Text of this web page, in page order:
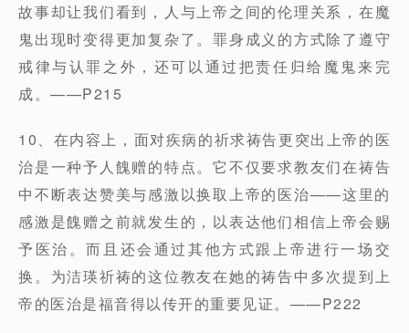
故事却让我们看到，人与上帝之间的伦理关系，在魔
鬼出现时变得更加复杂了。罪身成义的方式除了遵守
戒律与认罪之外，还可以通过把责任归给魔鬼来完
成。——P215
10、在内容上，面对疾病的祈求祷告更突出上帝的医
治是一种予人餽赠的特点。它不仅要求教友们在祷告
中不断表达赞美与感激以换取上帝的医治——这里的
感激是餽赠之前就发生的，以表达他们相信上帝会赐
予医治。而且还会通过其他方式跟上帝进行一场交
换。为洁瑛祈祷的这位教友在她的祷告中多次提到上
帝的医治是福音得以传开的重要见证。——P222